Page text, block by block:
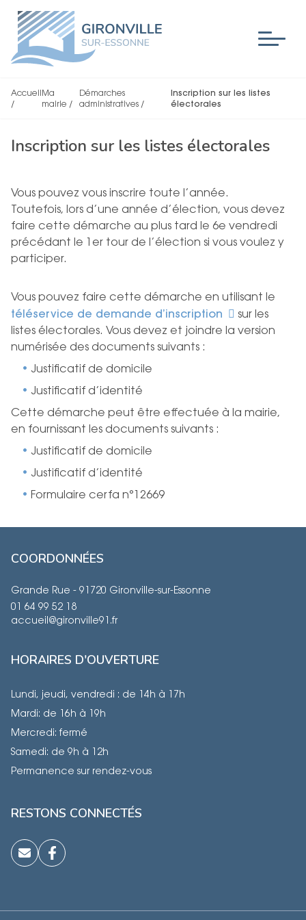
Accueil
/
Ma
mairie /
Démarches
administratives/
Inscription sur les listes
électorales
Inscription sur les listes électorales
Vous pouvez vous inscrire toute l’année.
Toutefois, lors d’une année d’élection, vous devez
faire cette démarche au plus tard le 6e vendredi
précédant le 1er tour de l’élection si vous voulez y
participer.
Vous pouvez faire cette démarche en utilisant le
téléservice de demande d’inscription
sur les
listes électorales. Vous devez et joindre la version
numérisée des documents suivants :
Justificatif de domicile
Justificatif d’identité
Cette démarche peut être effectuée à la mairie,
en fournissant les documents suivants :
Justificatif de domicile
Justificatif d’identité
Formulaire cerfa n°12669
COORDONNÉES
Grande Rue - 91720 Gironville-sur-Essonne
01 64 99 52 18
accueil@gironville91.fr
HORAIRES D'OUVERTURE
Lundi, jeudi, vendredi : de 14h à 17h
Mardi: de 16h à 19h
Mercredi: fermé
Samedi: de 9h à 12h
Permanence sur rendez-vous
RESTONS CONNECTÉS